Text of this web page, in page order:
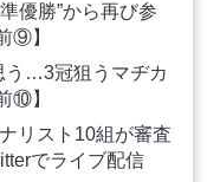
優勝”から再び参
⑨】
う…3冠狙うマヂカ
⑩】
リスト10組が審査
でライブ配信